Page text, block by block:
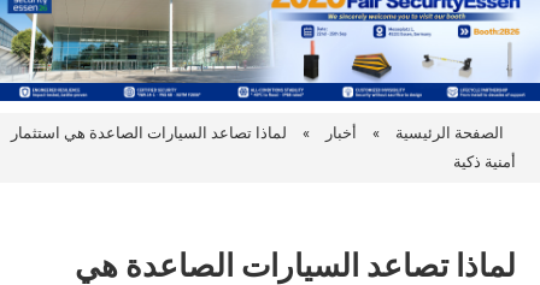
الصفحة الرئيسية » أخبار »
لماذا تصاعد السيارات الصاعدة هي استثمار
أمنية ذكية
لماذا تصاعد السيارات الصاعدة هي